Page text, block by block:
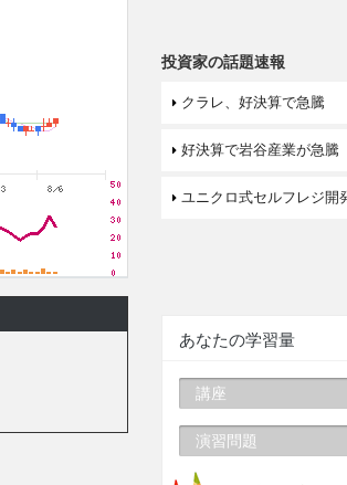
投資家の話題速報
クラレ、好決算で急騰
好決算で岩谷産業が急騰
ユニクロ式セルフレジ開
あなたの学習量
講座
演習問題